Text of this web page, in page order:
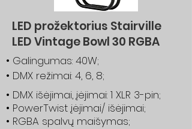
LED prožektorius Stairville
LED Vintage Bowl 30 RGBA
• Galingumas: 40W;
• DMX režimai: 4, 6, 8;
• DMX išėjimai, įėjimai: 1 XLR 3-pin;
• PowerTwist įėjimai/ išėjimai;
• RGBA spalvų maišymas;